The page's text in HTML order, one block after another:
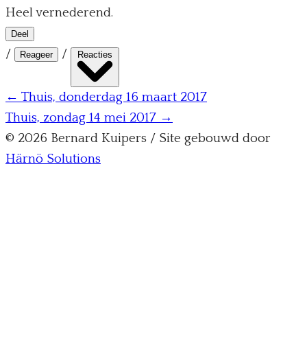
Heel vernederend.
Deel
/ Reageer / Reacties
← Thuis, donderdag 16 maart 2017
Thuis, zondag 14 mei 2017 →
© 2026 Bernard Kuipers / Site gebouwd door
Härnö Solutions